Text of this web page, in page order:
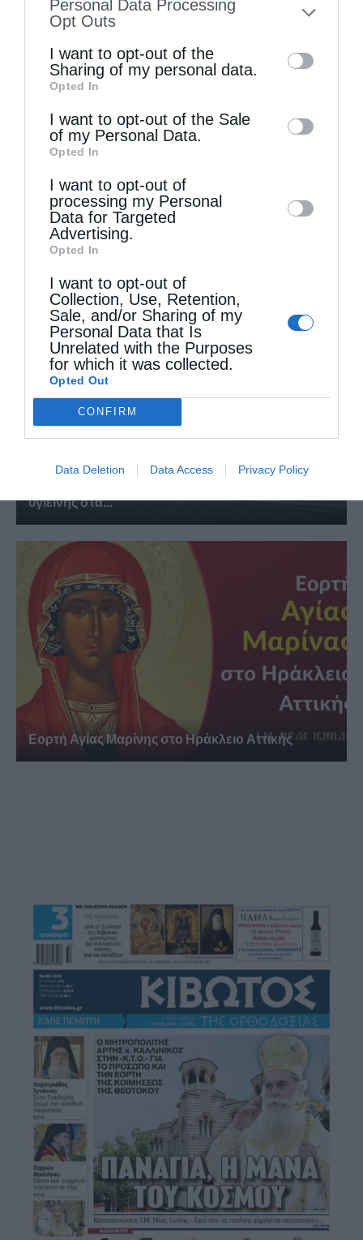
to your opt-out. You may separately opt-out
information by third parties on the IAB’s list
of downstream participants. This
information may also be disclosed by us to
third parties on theIAB’s List of
Downstream Participants
disclose it to other third parties.
Personal Data Processing
Opt Outs
I want to opt-out of the
Sharing of my personal data.
Opted In
I want to opt-out of the Sale
of my Personal Data.
Opted In
I want to opt-out of
processing my Personal
Data for Targeted
Advertising.
Opted In
I want to opt-out of
Collection, Use, Retention,
Sale, and/or Sharing of my
Personal Data that Is
Unrelated with the Purposes
for which it was collected.
Opted Out
CONFIRM
Data Deletion Data Access Privacy Policy
Το Πρόγραμμα των Ιερών Ακολουθιών μηνός
Αυγούστου στον...
Δύο τόνους τρόφιμα και είδη προσωπικής
Δύο τόνους τρόφιμα και είδη προσωπικής
υγιεινής στα...
Εορτή Αγίας Μαρίνης στο Ηράκλειο Αττικής